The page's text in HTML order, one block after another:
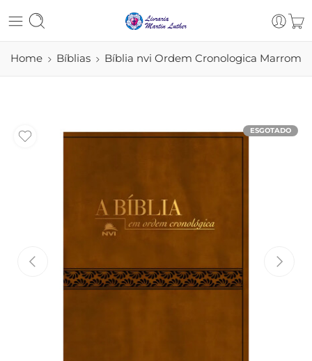
Home Bíblias Bíblia nvi Ordem Cronologica Marrom
ESGOTADO